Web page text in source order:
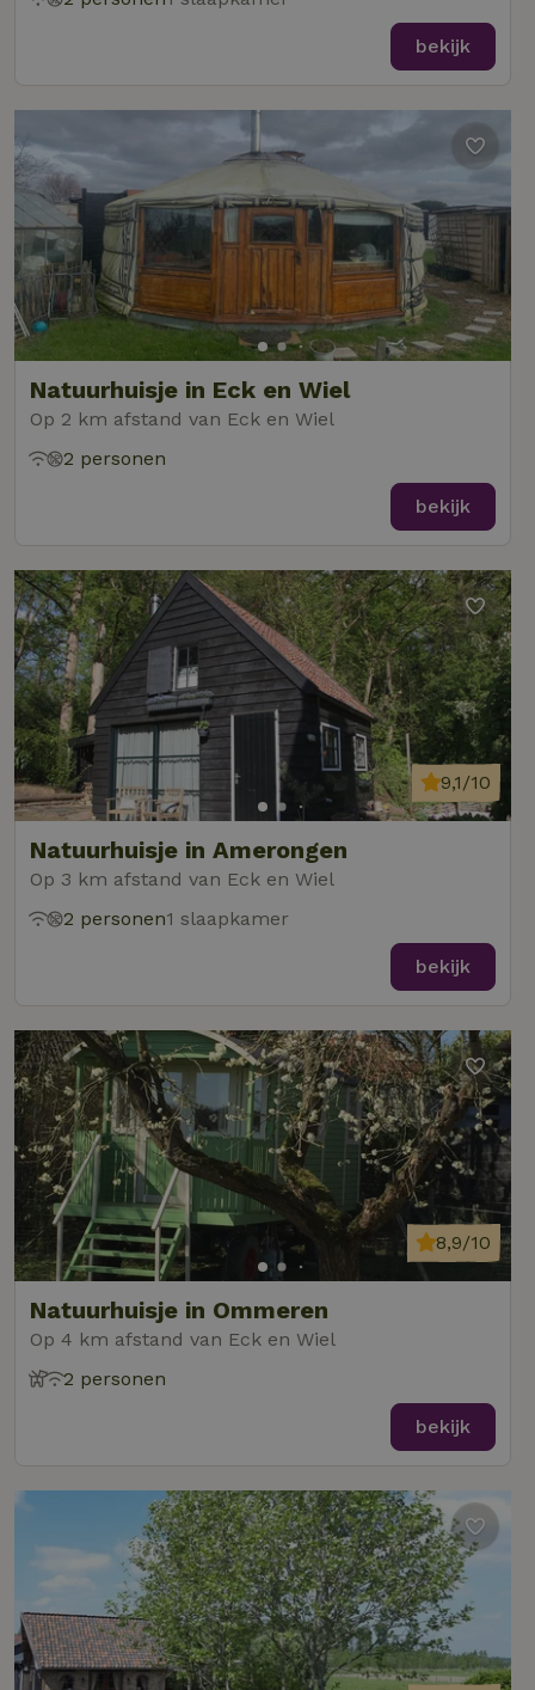
bekijk
Natuurhuisje in Eck en Wiel
Op 2 km afstand van Eck en Wiel
2 personen
bekijk
Natuurhuisje in Amerongen
Op 3 km afstand van Eck en Wiel
9,1/10
2 personen1 slaapkamer
bekijk
Natuurhuisje in Ommeren
Op 4 km afstand van Eck en Wiel
8,9/10
2 personen
bekijk